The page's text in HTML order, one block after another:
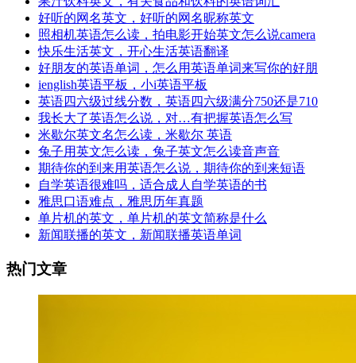
好听的网名英文，好听的网名昵称英文
照相机英语怎么读，拍电影开始英文怎么说camera
快乐生活英文，开心生活英语翻译
好朋友的英语单词，怎么用英语单词来写你的好朋
ienglish英语平板，小i英语平板
英语四六级过线分数，英语四六级满分750还是710
我长大了英语怎么说，对…有把握英语怎么写
米歇尔英文名怎么读，米歇尔 英语
兔子用英文怎么读，兔子英文怎么读音声音
期待你的到来用英语怎么说，期待你的到来短语
自学英语很难吗，适合成人自学英语的书
雅思口语难点，雅思历年真题
单片机的英文，单片机的英文简称是什么
新闻联播的英文，新闻联播英语单词
热门文章